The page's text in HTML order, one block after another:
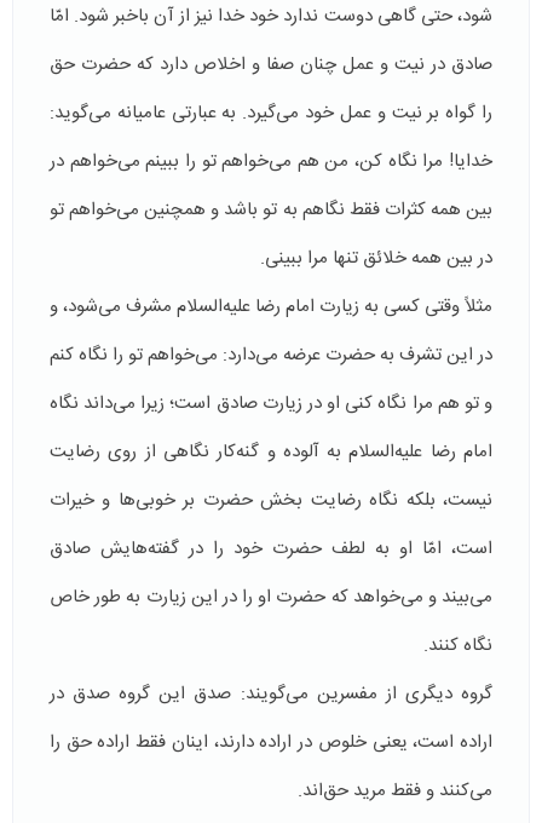
شود، حتی گاهی دوست ندارد خود خدا نیز از آن باخبر شود. امّا
صادق در نیت و عمل چنان صفا و اخلاص دارد كه حضرت حق
را گواه بر نیت و عمل خود می‌گیرد. به عبارتی عامیانه می‌گوید:
خدایا!‌ مرا نگاه كن، من هم می‌خواهم تو را ببینم می‌خواهم در
بین همه كثرات فقط نگاهم به تو باشد و همچنین می‌خواهم تو
در بین همه خلائق تنها مرا ببینی.
مثلاً وقتی كسی به زیارت امام رضا علیه‌السلام مشرف می‌شود، و
در این تشرف به حضرت عرضه می‌دارد: می‌خواهم تو را نگاه كنم
و تو هم مرا نگاه كنی او در زیارت صادق است؛ زیرا می‌داند نگاه
امام رضا علیه‌السلام به آلوده و گنه‌كار نگاهی از روی رضایت
نیست، بلكه نگاه رضایت بخش حضرت بر خوبی‌ها و خیرات
است، امّا او به لطف حضرت خود را در گفته‌هایش صادق
می‌بیند و می‌خواهد كه حضرت او را در این زیارت به طور خاص
نگاه كنند.
گروه دیگری از مفسرین می‌گویند: صدق این گروه صدق در
اراده است، یعنی خلوص در اراده دارند، اینان فقط اراده حق را
می‌كنند و فقط مرید حق‌اند.